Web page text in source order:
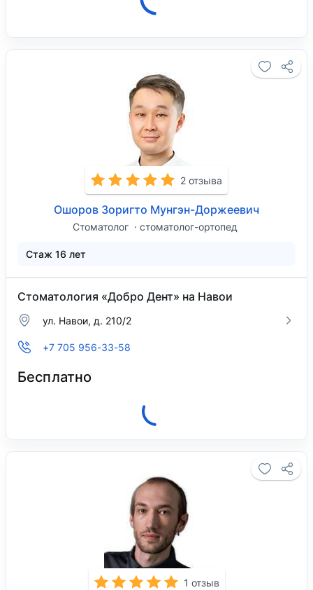
2 отзыва
Ошоров Зоригто Мунгэн-Доржеевич
Стоматолог стоматолог-ортопед
Стаж 16 лет
Стоматология «Добро Дент» на Навои
ул. Навои, д. 210/2
+7 705 956-33-58
Бесплатно
Позвонить в клинику
1 отзыв